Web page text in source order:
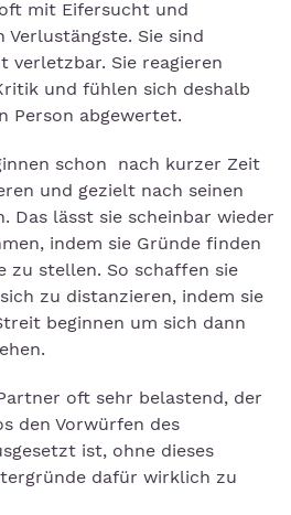
mit Eifersucht und
Verlustängste. Sie sind
verletzbar. Sie reagieren
und fühlen sich deshalb
Person abgewertet.
schon nach kurzer Zeit
und gezielt nach seinen
Das lässt sie scheinbar wieder
indem sie Gründe finden
zu stellen. So schaffen sie
zu distanzieren, indem sie
beginnen um sich dann
oft sehr belastend, der
den Vorwürfen des
ist, ohne dieses
dafür wirklich zu